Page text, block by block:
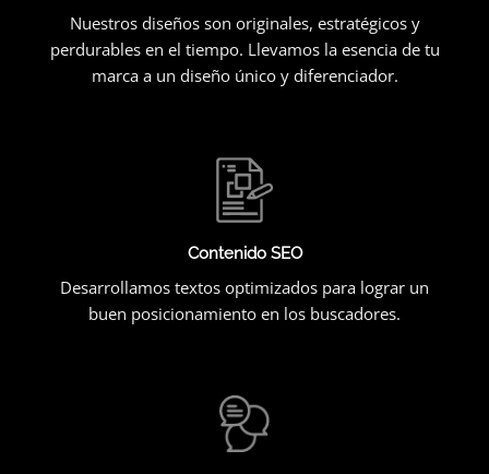
Nuestros diseños son originales, estratégicos y
perdurables en el tiempo. Llevamos la esencia de tu
marca a un diseño único y diferenciador.
Contenido SEO
Desarrollamos textos optimizados para lograr un
buen posicionamiento en los buscadores.